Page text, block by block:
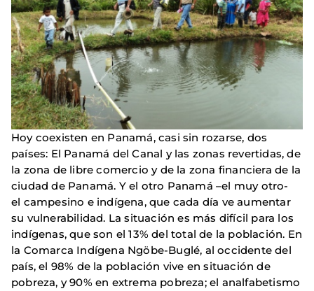
Hoy coexisten en Panamá, casi sin rozarse, dos
países: El Panamá del Canal y las zonas revertidas, de
la zona de libre comercio y de la zona financiera de la
ciudad de Panamá. Y el otro Panamá –el muy otro-
el campesino e indígena, que cada día ve aumentar
su vulnerabilidad. La situación es más difícil para los
indígenas, que son el 13% del total de la población. En
la Comarca Indígena Ngöbe-Buglé, al occidente del
país, el 98% de la población vive en situación de
pobreza, y 90% en extrema pobreza; el analfabetismo